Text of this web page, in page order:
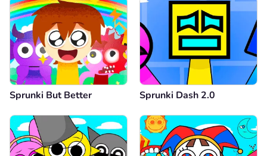
Sprunki But Better Sprunki Dash 2.0